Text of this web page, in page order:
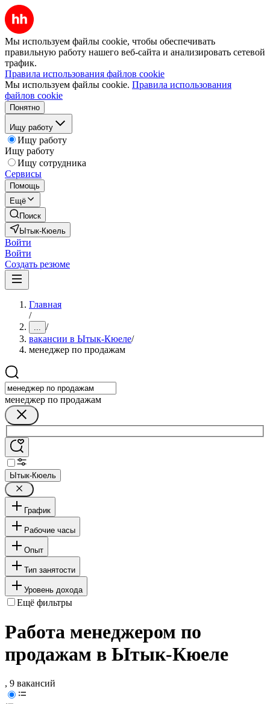
Мы используем файлы cookie, чтобы обеспечивать
правильную работу нашего веб-сайта и анализировать сетевой
трафик.
Правила использования файлов cookie
Мы используем файлы cookie. Правила использования
файлов cookie
Понятно
Ищу работу
Ищу работу
Ищу работу
Ищу сотрудника
Сервисы
Помощь
Ещё
Поиск
Ытык-Кюель
Войти
Войти
Создать резюме
Главная
/
... /
вакансии в Ытык-Кюеле/
менеджер по продажам
менеджер по продажам
Ытык-Кюель
График
Рабочие часы
Опыт
Тип занятости
Уровень дохода
Ещё фильтры
Работа менеджером по
продажам в Ытык-Кюеле
, 9 вакансий